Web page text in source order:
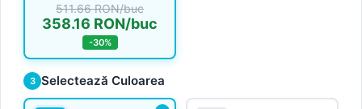
511.66 RON/buc
358.16 RON/buc
-30%
3 Selectează Culoarea